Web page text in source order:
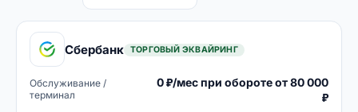
Сбербанк ТОРГОВЫЙ ЭКВАЙРИНГ
Обслуживание /
терминал
0 ₽/мес при обороте от 80 000
₽